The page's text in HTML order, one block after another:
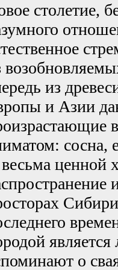
столетие,
из
и Азии
сосна,
ценной
о